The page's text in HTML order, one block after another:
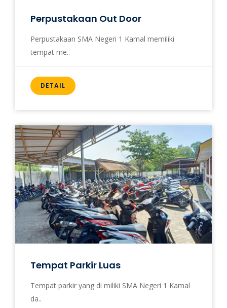
Perpustakaan Out Door
Perpustakaan SMA Negeri 1 Kamal memiliki
tempat me..
DETAIL
Tempat Parkir Luas
Tempat parkir yang di miliki SMA Negeri 1 Kamal
da..